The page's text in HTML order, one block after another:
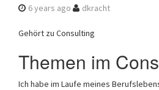
6 years ago dkracht
Gehört zu Consulting
Themen im
Ich habe im Laufe meines